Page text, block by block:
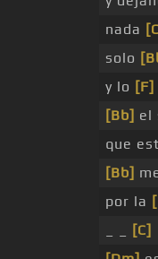
nada
solo
y lo [F]
[Bb] el
que
[Bb]
por la
[C]